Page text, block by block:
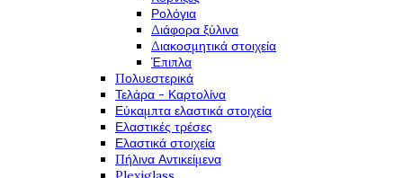
Ρολόγια
Διάφορα ξύλινα
Διακοσμητικά στοιχεία
Έπιπλα
Πολυεστερικά
Τελάρα - Καρτολίνα
Εύκαμπτα ελαστικά στοιχεία
Ελαστικές τρέσες
Ελαστικά στοιχεία
Πήλινα Αντικείμενα